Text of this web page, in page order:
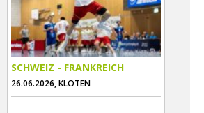
SCHWEIZ - FRANKREICH
26.06.2026, KLOTEN